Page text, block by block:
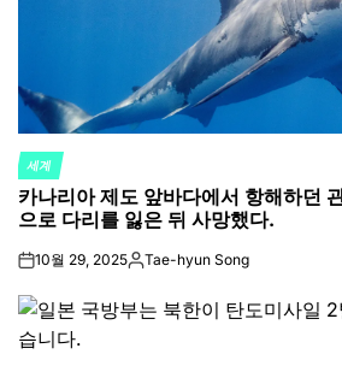
POSTED
IN
세계
카나리아 제도 앞바다에서 항해하던
으로 다리를 잃은 뒤 사망했다.
on10월 29, 2025Posted
Tae-hyun Song